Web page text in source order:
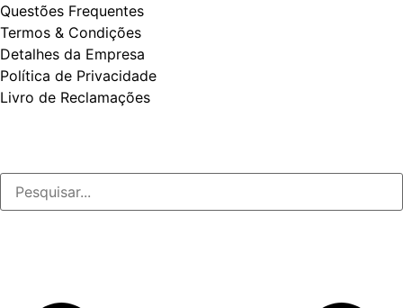
Questões Frequentes
Termos & Condições
Detalhes da Empresa
Política de Privacidade
Livro de Reclamações